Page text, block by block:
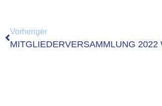
Vorheriger
MITGLIEDERVERSAMMLUNG 2022